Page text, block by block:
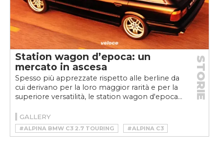
Station wagon d’epoca: un
mercato in ascesa
Spesso più apprezzate rispetto alle berline da
cui derivano per la loro maggior rarità e per la
superiore versatilità, le station wagon d'epoca...
STORIE
GALLERY
#ALPINA BMW C3 2.7 TOURING
#ALPINA C3
#AUDI RS2
#AUDI RS2 AVANT